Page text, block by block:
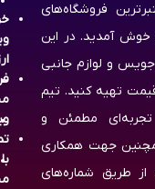
فروشگاه‌های
خوش آمدید. در این
و لوازم جانبی
تهیه کنید. تیم
مطمئن و
جهت همکاری
طریق شماره‌های
با